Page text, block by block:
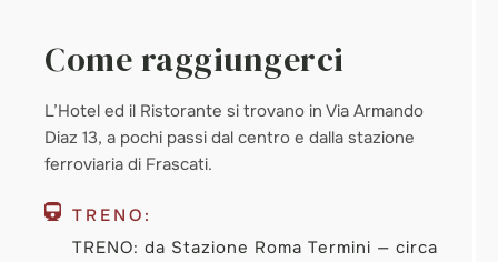
Come raggiungerci
L’Hotel ed il Ristorante si trovano in Via Armando
Diaz 13, a pochi passi dal centro e dalla stazione
ferroviaria di Frascati.
TRENO:
TRENO: da Stazione Roma Termini — circa